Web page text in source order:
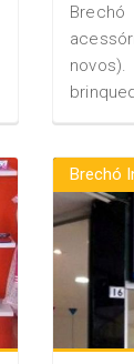
Brechó